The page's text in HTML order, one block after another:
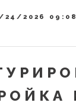
24/2026